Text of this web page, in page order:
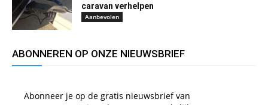
caravan verhelpen
Aanbevolen
ABONNEREN OP ONZE NIEUWSBRIEF
Abonneer je op de gratis nieuwsbrief van